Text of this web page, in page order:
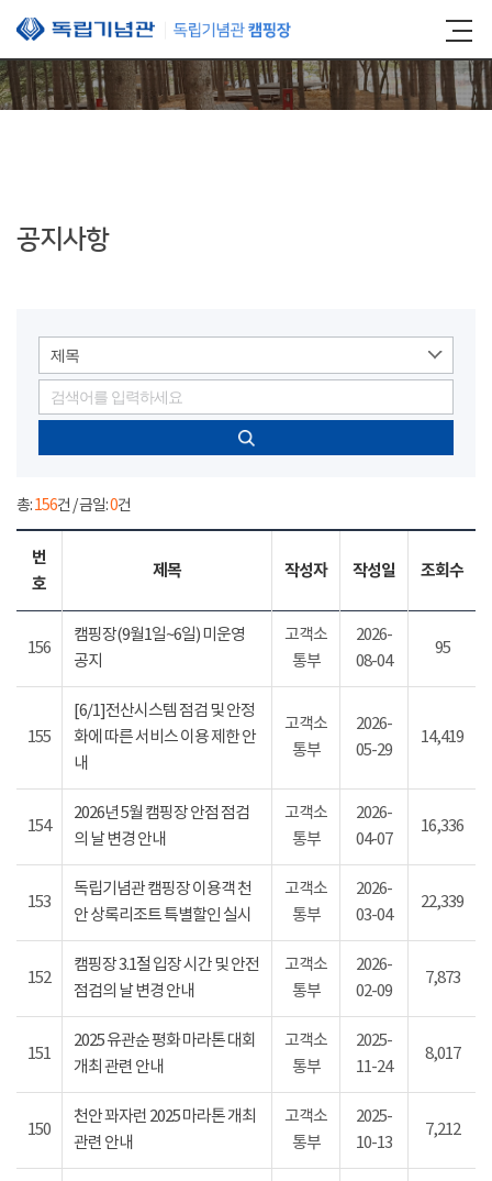
본문 바로가기
공지사항
제목
총:156건 / 금일:0건
번
호
제목 작성자 작성일 조회수
156
캠핑장(9월1일~6일) 미운영
공지
고객소
통부
2026-
08-04
95
155
[6/1]전산시스템 점검 및 안정
화에 따른 서비스 이용 제한 안
내
고객소
통부
2026-
05-29
14,419
154
2026년 5월 캠핑장 안점 점검
의 날 변경 안내
고객소
통부
2026-
04-07
16,336
153
독립기념관 캠핑장 이용객 천
안 상록리조트 특별할인 실시
고객소
통부
2026-
03-04
22,339
152
캠핑장 3.1절 입장 시간 및 안전
점검의 날 변경 안내
고객소
통부
2026-
02-09
7,873
151
2025 유관순 평화 마라톤 대회
개최 관련 안내
고객소
통부
2025-
11-24
8,017
150
천안 꽈자런 2025 마라톤 개최
관련 안내
고객소
통부
2025-
10-13
7,212